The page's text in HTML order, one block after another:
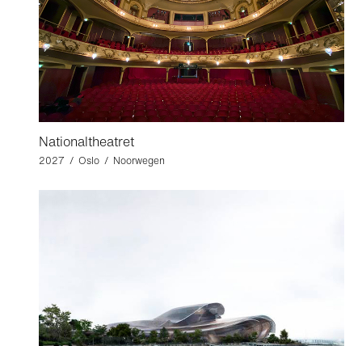
Nationaltheatret
2027 / Oslo / Noorwegen